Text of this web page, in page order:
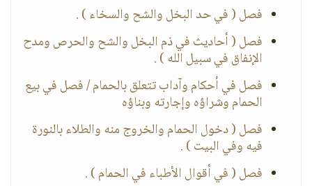
فصل ( في حد البخل والشح والسخاء ) .
فصل ( أحاديث في ذم البخل والشح والحرص ومدح
الإنفاق في سبيل الله ) .
فصل في أحكام وآداب تتعلق بالحمام / فصل في بيع
الحمام وشراؤه وإجارته وبناؤه
فصل ( دخول الحمام والخروج منه والطلاء بالنورة
فيه وفي البيت ) .
فصل ( في أقوال الأطباء في الحمام ) .